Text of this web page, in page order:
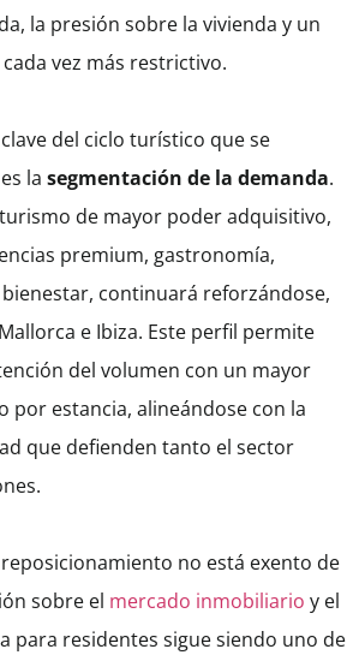
la presión sobre la vivienda y un
vez más restrictivo.
del ciclo turístico que se
la segmentación de la demanda.
de mayor poder adquisitivo,
premium, gastronomía,
continuará reforzándose,
e Ibiza. Este perfil permite
del volumen con un mayor
por estancia, alineándose con la
que defienden tanto el sector
no está exento de
sobre el mercado inmobiliario y el
para residentes sigue siendo uno de